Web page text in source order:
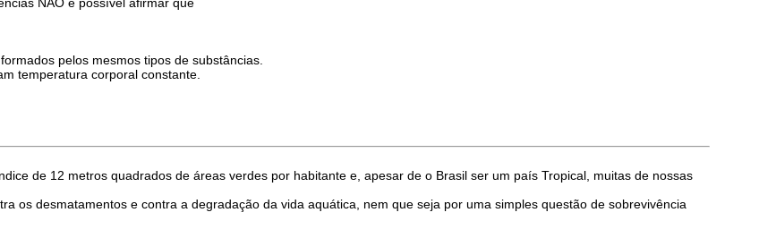
NÃO é possível afirmar que
pelos mesmos tipos de substâncias.
temperatura corporal constante.
de 12 metros quadrados de áreas verdes por habitante e, apesar de o Brasil ser um país Tropical, muitas de nossas
os desmatamentos e contra a degradação da vida aquática, nem que seja por uma simples questão de sobrevivência